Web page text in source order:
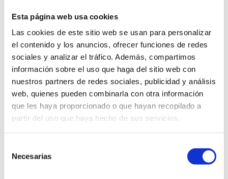
Esta página web usa cookies
Las cookies de este sitio web se usan para personalizar
el contenido y los anuncios, ofrecer funciones de redes
sociales y analizar el tráfico. Además, compartimos
información sobre el uso que haga del sitio web con
nuestros partners de redes sociales, publicidad y análisis
web, quienes pueden combinarla con otra información
que les haya proporcionado o que hayan recopilado a
partir del uso que haya hecho de sus servicios.
Necesarias
superficies de eventos
campo de futbol en casao una zona de
entrenamiento para mascotas· perros.
▀
○